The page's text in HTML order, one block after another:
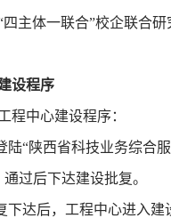
主体一联合”校企联合研
设程序
中心建设程序：
陆“陕西省科技业务综合
过后下达建设批复。
下达后，工程中心进入